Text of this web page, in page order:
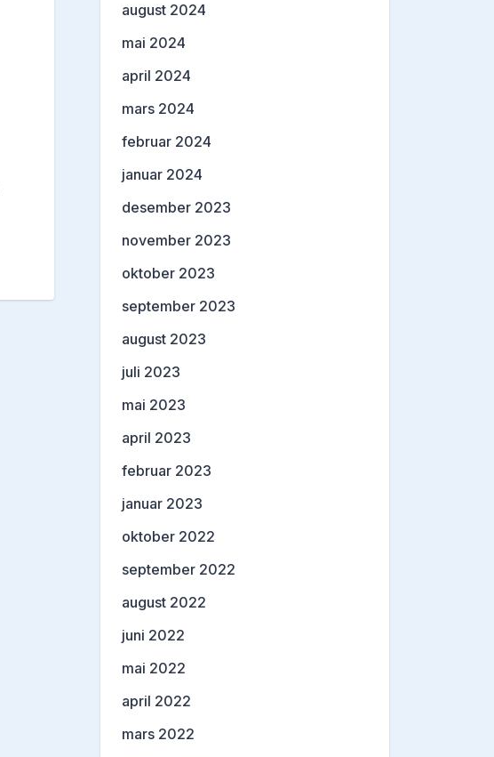
august 2024
mai 2024
april 2024
mars 2024
februar 2024
januar 2024
desember 2023
november 2023
oktober 2023
september 2023
august 2023
juli 2023
mai 2023
april 2023
februar 2023
januar 2023
oktober 2022
september 2022
august 2022
juni 2022
mai 2022
april 2022
mars 2022